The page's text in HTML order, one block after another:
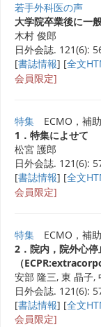
若手外科医の声
大学院卒業後に一
木村 俊郎
日外会誌. 121(6):
[書誌情報] [全文
会員限定]
特集 ECMO，補
1．特集によせて
松宮 護郎
日外会誌. 121(6):
[書誌情報] [全文
会員限定]
特集 ECMO，補
2．院内，院外心
（
安部 隆三, 東 晶子,
日外会誌. 121(6):
[書誌情報] [全文
会員限定]